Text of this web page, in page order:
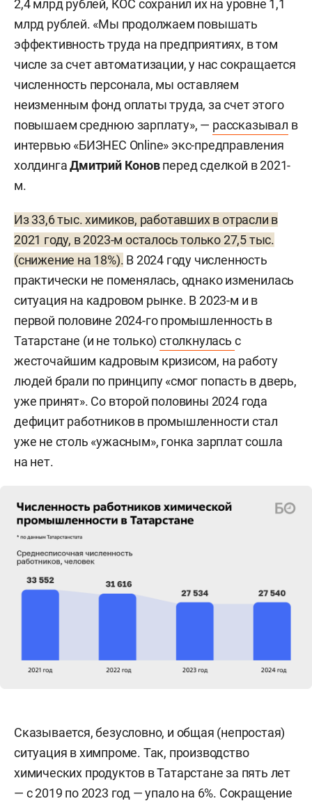
2,4 млрд рублей, КОС сохранил их на уровне 1,1
млрд рублей. «Мы продолжаем повышать
эффективность труда на предприятиях, в том
числе за счет автоматизации, у нас сокращается
численность персонала, мы оставляем
неизменным фонд оплаты труда, за счет этого
повышаем среднюю зарплату», — рассказывал в
интервью «БИЗНЕС Online» экс-предправления
холдингаДмитрий Коновперед сделкой в 2021-
м.
Из 33,6 тыс. химиков, работавших в отрасли в
2021 году, в 2023-м осталось только 27,5 тыс.
(снижение на 18%). В 2024 году численность
практически не поменялась, однако изменилась
ситуация на кадровом рынке. В 2023-м и в
первой половине 2024-го промышленность в
Татарстане (и не только)столкнулась с
жесточайшим кадровым кризисом, на работу
людей брали по принципу «смог попасть в дверь,
уже принят». Со второй половины 2024 года
дефицит работников в промышленности стал
уже не столь «ужасным», гонка зарплат сошла
на нет.
Сказывается, безусловно, и общая (непростая)
ситуация в химпроме. Так, производство
химических продуктов в Татарстане за пять лет
— с 2019 по 2023 год — упало на 6%. Сокращение